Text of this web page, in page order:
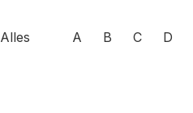
Alles A B C D